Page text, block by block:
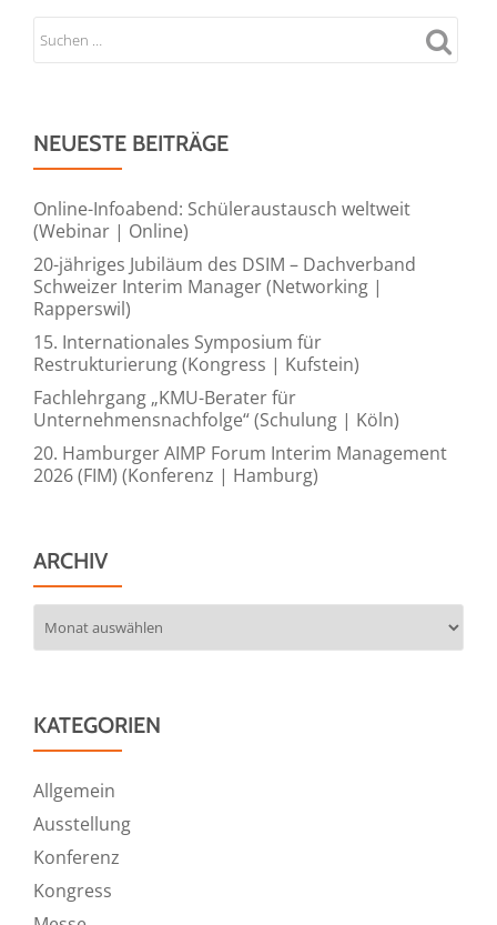
NEUESTE BEITRÄGE
Online-Infoabend: Schüleraustausch weltweit
(Webinar | Online)
20-jähriges Jubiläum des DSIM – Dachverband
Schweizer Interim Manager (Networking |
Rapperswil)
15. Internationales Symposium für
Restrukturierung (Kongress | Kufstein)
Fachlehrgang „KMU-Berater für
Unternehmensnachfolge“ (Schulung | Köln)
20. Hamburger AIMP Forum Interim Management
2026 (FIM) (Konferenz | Hamburg)
ARCHIV
KATEGORIEN
Allgemein
Ausstellung
Konferenz
Kongress